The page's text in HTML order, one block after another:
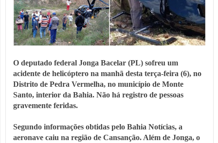
O deputado federal Jonga Bacelar (PL) sofreu um
acidente de helicóptero na manhã desta terça-feira (6), no
Distrito de Pedra Vermelha, no município de Monte
Santo, interior da Bahia. Não há registro de pessoas
gravemente feridas.
Segundo informações obtidas pelo Bahia Notícias, a
aeronave caiu na região de Cansanção. Além de Jonga, o